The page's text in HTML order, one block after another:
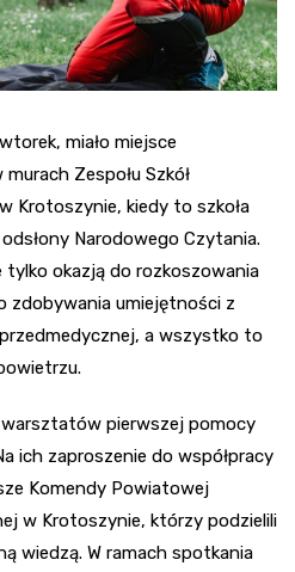
miało miejsce
Zespołu Szkół
Krotoszynie, kiedy to szkoła
Narodowego Czytania.
tylko okazją do rozkoszowania
zdobywania umiejętności z
a wszystko to
pierwszej pomocy
ich zaproszenie do współpracy
Komendy Powiatowej
w Krotoszynie, którzy podzielili
wiedzą. W ramach spotkania